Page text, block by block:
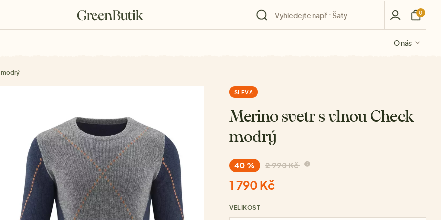
O nás
O nás
O nás
poukazy O nás
O nás
0
modrý
SLEVA
Merino svetr s vlnou Check
modrý
40 % 2 990 Kč
1 790 Kč
VELIKOST